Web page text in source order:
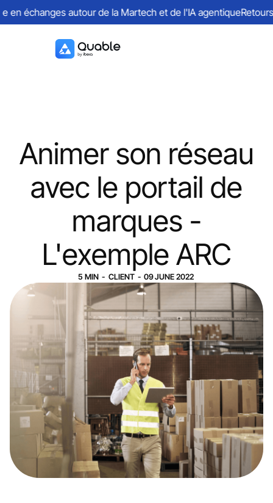
Animer son réseau
avec le portail de
marques -
L'exemple ARC
5 MIN - CLIENT - 09JUNE 2022
échanges autour de la Martech et de l'IA agentiqueRetours